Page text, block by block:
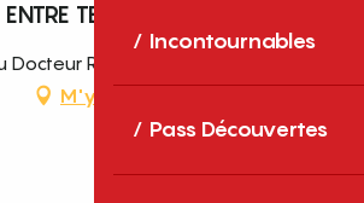
Incontournables
Pass Découvertes
TERRE ET MER
Docteur Roux, 66460 Maury
M'y rendre